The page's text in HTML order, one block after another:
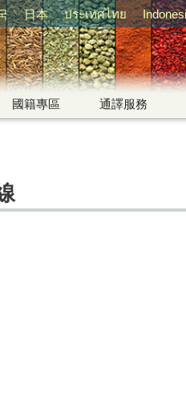
日本 ประเทศไทย
國籍專區
通譯服務